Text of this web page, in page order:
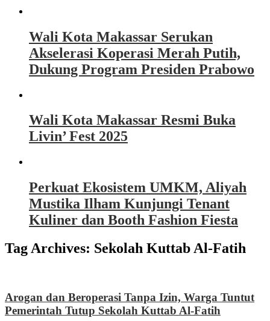
Wali Kota Makassar Serukan
Akselerasi Koperasi Merah Putih,
Dukung Program Presiden Prabowo
Wali Kota Makassar Resmi Buka
Livin’ Fest 2025
Perkuat Ekosistem UMKM, Aliyah
Mustika Ilham Kunjungi Tenant
Kuliner dan Booth Fashion Fiesta
Tag Archives: Sekolah Kuttab Al-Fatih
Arogan dan Beroperasi Tanpa Izin, Warga Tuntut
Pemerintah Tutup Sekolah Kuttab Al-Fatih